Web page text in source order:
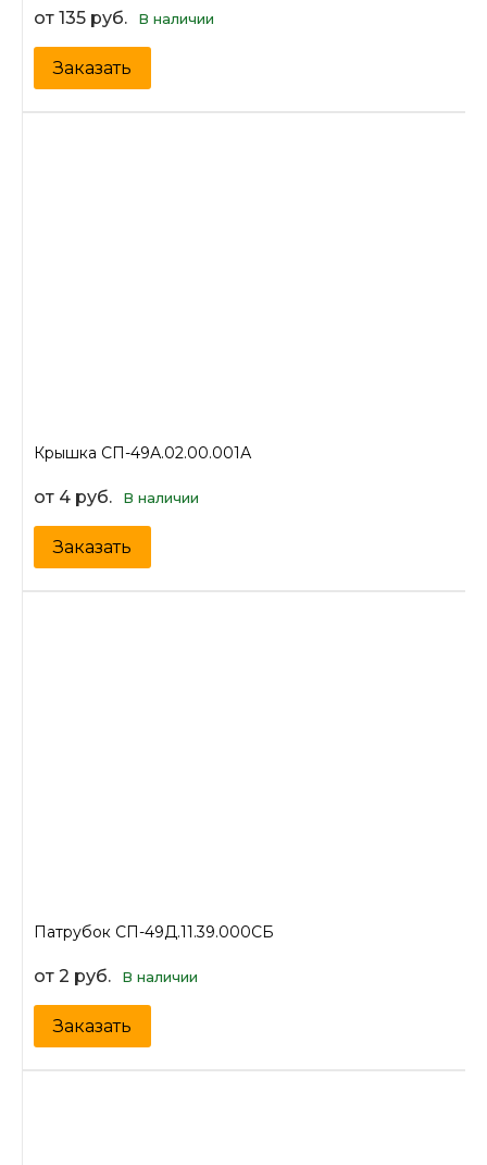
от 135 руб. В наличии
Заказать
Крышка СП-49А.02.00.001А
от 4 руб. В наличии
Заказать
Патрубок СП-49Д.11.39.000СБ
от 2 руб. В наличии
Заказать